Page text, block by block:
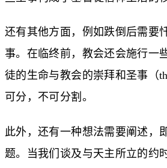
还有其他方面，例如跌倒后需要
事。在临终前，教会还会施行一
徒的生命与教会的崇拜和圣事（
可分，不可分割。
此外，还有一种想法需要阐述，
题。当我们谈及与天主所立的约